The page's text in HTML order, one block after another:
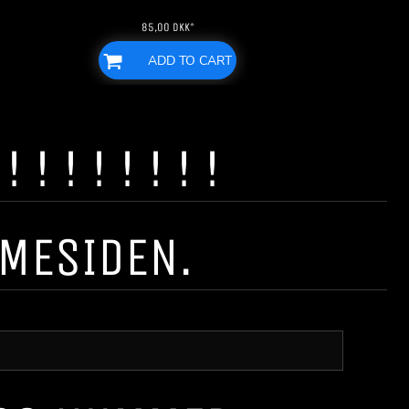
85,00 DKK*
ADD TO CART
! ! ! ! ! ! ! !